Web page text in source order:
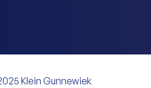
Klein Gunnewiek